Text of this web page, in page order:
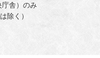
庁舎）のみ
除く）